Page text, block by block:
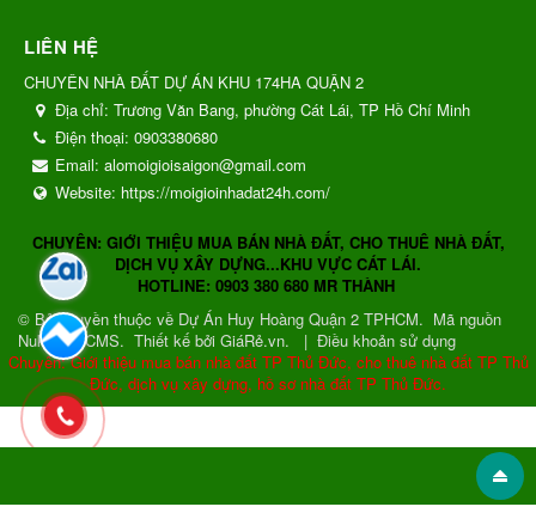
LIÊN HỆ
CHUYÊN NHÀ ĐẤT DỰ ÁN KHU 174HA QUẬN 2
Địa chỉ: Trương Văn Bang, phường Cát Lái, TP Hồ Chí Minh
Điện thoại: 0903380680
Email: alomoigioisaigon@gmail.com
Website: https://moigioinhadat24h.com/
CHUYÊN: GIỚI THIỆU MUA BÁN NHÀ ĐẤT, CHO THUÊ NHÀ ĐẤT,
DỊCH VỤ XÂY DỰNG...KHU VỰC CÁT LÁI.
HOTLINE: 0903 380 680 MR THÀNH
© Bản quyền thuộc về Dự Án Huy Hoàng Quận 2 TPHCM. Mã nguồn
NukeViet CMS. Thiết kế bởi GiáRẻ.vn. | Điều khoản sử dụng
Chuyên: Giới thiệu mua bán nhà đất TP Thủ Đức, cho thuê nhà đất TP Thủ
Đức, dịch vụ xây dựng, hồ sơ nhà đất TP Thủ Đức.